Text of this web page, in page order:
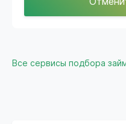
Все сервисы подбора